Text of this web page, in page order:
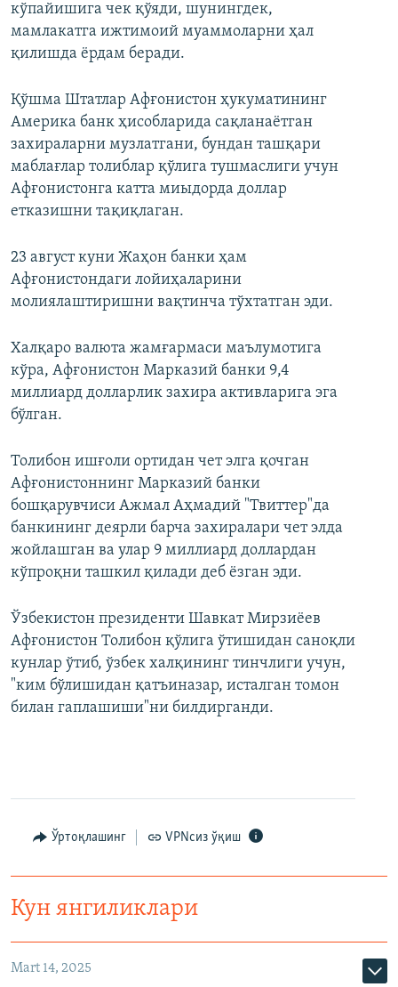
кўпайишига чек қўяди, шунингдек,
мамлакатга ижтимоий муаммоларни ҳал
қилишда ёрдам беради.
Қўшма Штатлар Афғонистон ҳукуматининг
Америка банк ҳисобларида сақланаётган
захираларни музлатгани, бундан ташқари
маблағлар толиблар қўлига тушмаслиги учун
Афғонистонга катта миыдорда доллар
етказишни тақиқлаган.
23 август куни Жаҳон банки ҳам
Афғонистондаги лойиҳаларини
молиялаштиришни вақтинча тўхтатган эди.
Халқаро валюта жамғармаси маълумотига
кўра, Афғонистон Марказий банки 9,4
миллиард долларлик захира активларига эга
бўлган.
Толибон ишғоли ортидан чет элга қочган
Афғонистоннинг Марказий банки
бошқарувчиси Ажмал Аҳмадий "Твиттер"да
банкининг деярли барча захиралари чет элда
жойлашган ва улар 9 миллиард доллардан
кўпроқни ташкил қилади деб ёзган эди.
Ўзбекистон президенти Шавкат Мирзиёев
Афғонистон Толибон қўлига ўтишидан саноқли
кунлар ўтиб, ўзбек халқининг тинчлиги учун,
"ким бўлишидан қатъиназар, исталган томон
билан гаплашиши"ни билдирганди.
Ўртоқлашинг VPNсиз ўқиш
Кун янгиликлари
Mart 14, 2025